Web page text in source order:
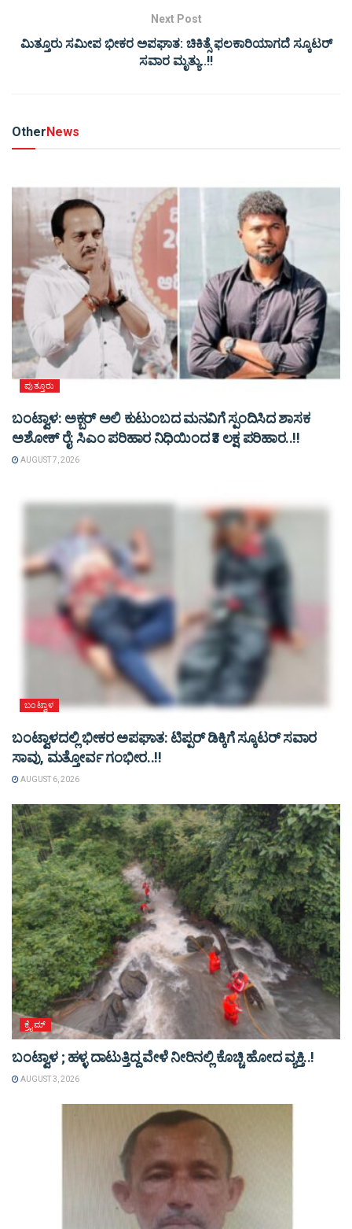
Next Post
ಮಿತ್ತೂರು ಸಮೀಪ ಭೀಕರ ಅಪಘಾತ: ಚಿಕಿತ್ಸೆ ಫಲಕಾರಿಯಾಗದೆ ಸ್ಕೂಟರ್
ಸವಾರ ಮೃತ್ಯು..!!
Other News
ಪುತ್ತೂರು
ಬಂಟ್ವಾಳ: ಅಕ್ಬರ್ ಅಲಿ ಕುಟುಂಬದ ಮನವಿಗೆ ಸ್ಪಂದಿಸಿದ ಶಾಸಕ
ಅಶೋಕ್ ರೈ: ಸಿಎಂ ಪರಿಹಾರ ನಿಧಿಯಿಂದ ₹3 ಲಕ್ಷ ಪರಿಹಾರ..!!
AUGUST 7, 2026
ಬಂಟ್ವಾಳ
ಬಂಟ್ವಾಳದಲ್ಲಿ ಭೀಕರ ಅಪಘಾತ: ಟಿಪ್ಪರ್ ಡಿಕ್ಕಿಗೆ ಸ್ಕೂಟರ್ ಸವಾರ
ಸಾವು, ಮತ್ತೋರ್ವ ಗಂಭೀರ..!!
AUGUST 6, 2026
ಕ್ರೈಮ್
ಬಂಟ್ವಾಳ ; ಹಳ್ಳ ದಾಟುತ್ತಿದ್ದ ವೇಳೆ ನೀರಿನಲ್ಲಿ ಕೊಚ್ಚಿ ಹೋದ ವ್ಯಕ್ತಿ..!
AUGUST 3, 2026